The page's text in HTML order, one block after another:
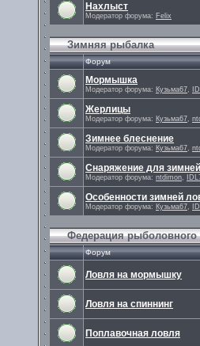
Нахлыст
Модератор форума: Felix
Зимняя рыбалка
Форум
Мормышка
Модератор форума: Кузьма67,
Жерлицы
Модератор форума: Кузьма67,
Зимнее блеснение
Модератор форума: Кузьма67,
Снаряжение для
Модератор форума: ntdimon,
Особенности зимней
Модератор форума: Кузьма67,
Федерация рыболовного
Форум
Ловля на мормышку
Ловля на спиннинг
Поплавочная ловля